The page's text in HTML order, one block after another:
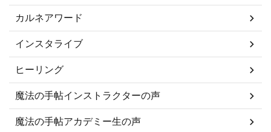
カルネアワード
インスタライブ
ヒーリング
魔法の手帖インストラクターの声
魔法の手帖アカデミー生の声